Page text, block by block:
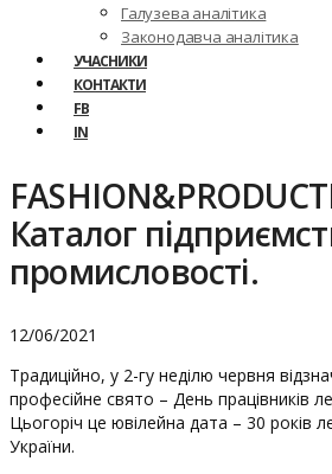
Галузева аналітика
Законодавча аналітика
УЧАСНИКИ
КОНТАКТИ
FB
IN
Каталог
промисловості.
12/06/2021
Традиційно, у 2-гу неділю червня
професійне свято – День працівників
Цьогоріч це ювілейна дата – 30 років
України.